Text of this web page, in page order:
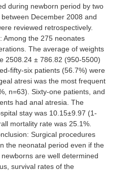
during newborn period by two
December 2008 and
reviewed retrospectively.
Among the 275 neonates
The average of weights
2508.24 ± 786.82 (950-5500)
fifty-six patients (56.7%) were
atresi was the most frequent
n=63). Sixty-one patients, and
had anal atresia. The
stay was 10.15±9.97 (1-
mortality rate was 25.1%.
Surgical procedures
the neonatal period even if the
are well determined
survival rates of the